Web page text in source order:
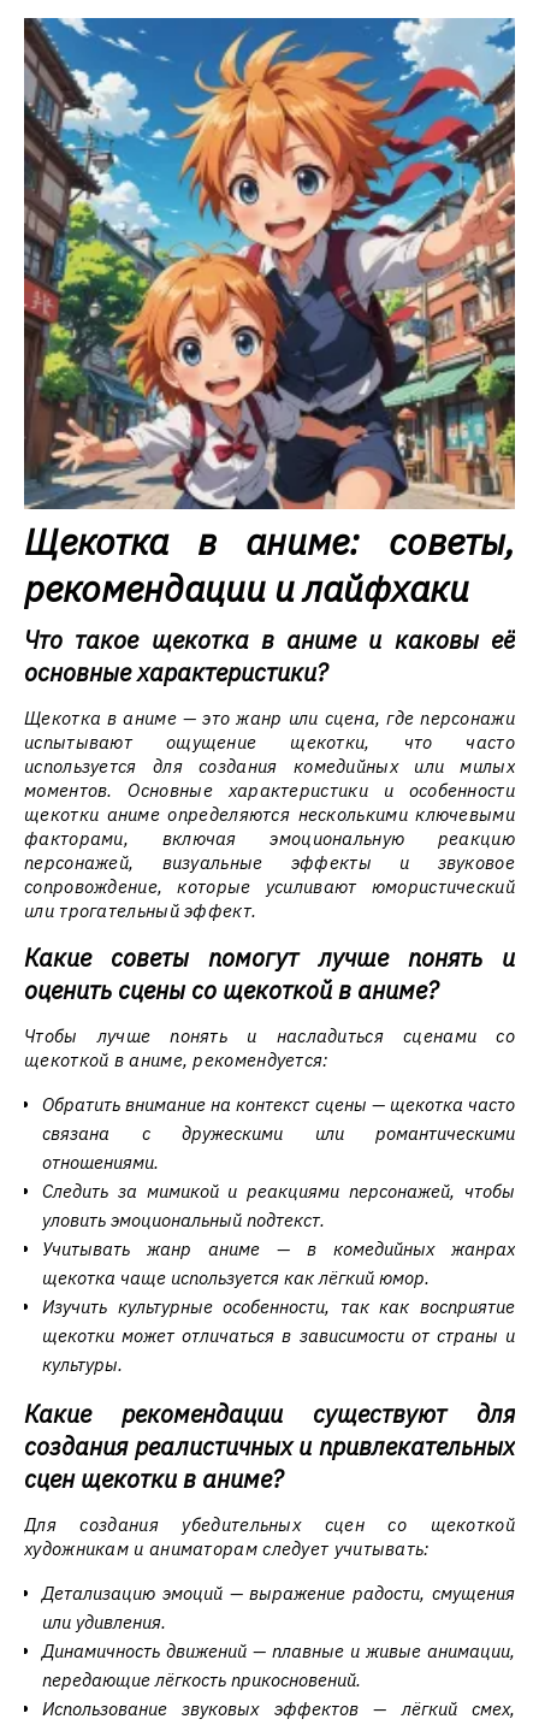
Щекотка в аниме: советы,
рекомендации и лайфхаки
Что такое щекотка в аниме и каковы её
основные характеристики?
Щекотка в аниме — это жанр или сцена, где персонажи
испытывают ощущение щекотки, что часто
используется для создания комедийных или милых
моментов. Основные характеристики и особенности
щекотки аниме определяются несколькими ключевыми
факторами, включая эмоциональную реакцию
персонажей, визуальные эффекты и звуковое
сопровождение, которые усиливают юмористический
или трогательный эффект.
Какие советы помогут лучше понять и
оценить сцены со щекоткой в аниме?
Чтобы лучше понять и насладиться сценами со
щекоткой в аниме, рекомендуется:
Обратить внимание на контекст сцены — щекотка часто
связана с дружескими или романтическими
отношениями.
Следить за мимикой и реакциями персонажей, чтобы
уловить эмоциональный подтекст.
Учитывать жанр аниме — в комедийных жанрах
щекотка чаще используется как лёгкий юмор.
Изучить культурные особенности, так как восприятие
щекотки может отличаться в зависимости от страны и
культуры.
Какие рекомендации существуют для
создания реалистичных и привлекательных
сцен щекотки в аниме?
Для создания убедительных сцен со щекоткой
художникам и аниматорам следует учитывать:
Детализацию эмоций — выражение радости, смущения
или удивления.
Динамичность движений — плавные и живые анимации,
передающие лёгкость прикосновений.
Использование звуковых эффектов — лёгкий смех,